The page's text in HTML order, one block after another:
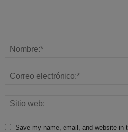
Save my name, email, and website in